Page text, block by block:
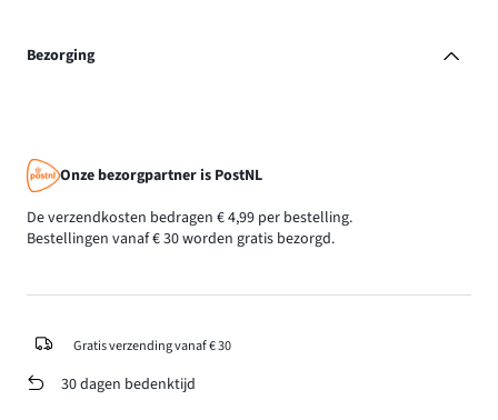
Bezorging
Onze bezorgpartner is PostNL
De verzendkosten bedragen € 4,99 per bestelling.
Bestellingen vanaf € 30 worden gratis bezorgd.
Gratis verzending vanaf € 30
30 dagen bedenktijd